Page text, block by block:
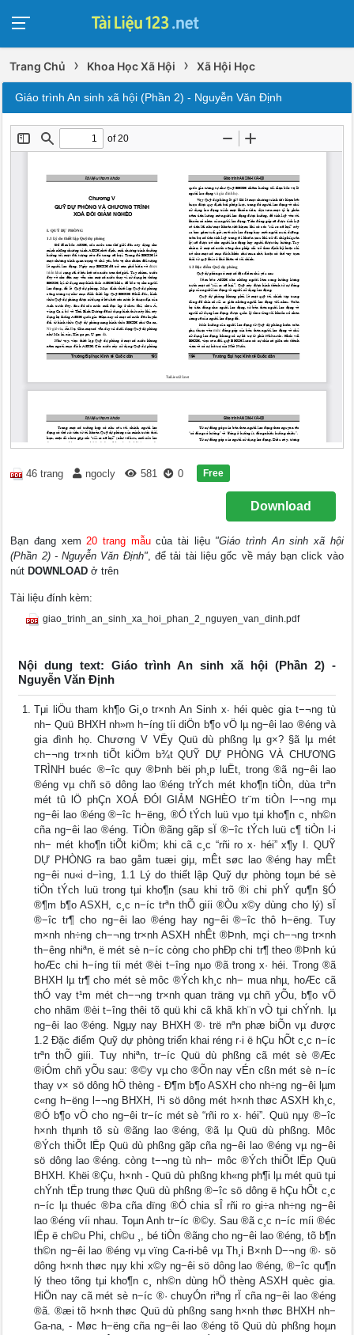
Trang Chủ › Khoa Học Xã Hội › Xã Hội Học
Giáo trình An sinh xã hội (Phần 2) - Nguyễn Văn Định
46 trang ngocly 581 0 Free
Download
Bạn đang xem20 trang mẫucủa tài liệu "Giáo trình An sinh xã hội
(Phần 2) - Nguyễn Văn Định", để tải tài liệu gốc về máy bạn click vào
nút DOWNLOAD ở trên
Tài liệu đính kèm:
giao_trinh_an_sinh_xa_hoi_phan_2_nguyen_van_dinh.pdf
Nội dung text: Giáo trình An sinh xã hội (Phần 2) -
Nguyễn Văn Định
Tμi liÖu tham kh¶o Gi¸o tr×nh An Sinh x∙ héi quèc gia t−¬ng tù
nh− Quü BHXH nh»m h−íng tíi diÖn b¶o vÖ lµ ng−êi lao ®éng và
gia đình họ. Chương V VËy Quü dù phßng lµ g×? §ã lµ mét
ch−¬ng tr×nh tiÕt kiÖm b¾t QUỸ DỰ PHÒNG VÀ CHƯƠNG
TRÌNH buéc ®−îc quy ®Þnh bëi ph¸p luËt, trong ®ã ng−êi lao
®éng vµ chñ sö dông lao ®éng trÝch mét kho¶n tiÒn, dùa trªn
mét tû lÖ phÇn XOÁ ĐÓI GIẢM NGHÈO tr¨m tiÒn l−¬ng mµ
ng−êi lao ®éng ®−îc h−ëng, ®Ó tÝch luü vµo tµi kho¶n c¸ nh©n
cña ng−êi lao ®éng. TiÒn ®ãng gãp sÏ ®−îc tÝch luü c¶ tiÒn l·i
nh− mét kho¶n tiÕt kiÖm; khi cã c¸c “rñi ro x· héi” x¶y I. QUỸ
DỰ PHÒNG ra bao gåm tuæi giµ, mÊt søc lao ®éng hay mÊt
ng−êi nu«i d−ìng, 1.1 Lý do thiết lập Quỹ dự phòng toµn bé sè
tiÒn tÝch luü trong tµi kho¶n (sau khi trõ ®i chi phÝ qu¶n §Ó
®¶m b¶o ASXH, c¸c n−íc trªn thÕ giíi ®Òu x©y dùng cho lý) sÏ
®−îc tr¶ cho ng−êi lao ®éng hay ng−êi ®−îc thô h−ëng. Tuy
m×nh nh÷ng ch−¬ng tr×nh ASXH nhÊt ®Þnh, mçi ch−¬ng tr×nh
th−êng nhiªn, ë mét sè n−íc còng cho phÐp chi tr¶ theo ®Þnh kú
hoÆc chi h−íng tíi mét ®èi t−îng nµo ®ã trong x· héi. Trong ®ã
BHXH lµ tr¶ cho mét sè môc ®Ých kh¸c nh− mua nhµ, hoÆc cã
thÓ vay t¹m mét ch−¬ng tr×nh quan träng vµ chñ yÕu, b¶o vÖ
cho nhãm ®èi t−îng thêi tõ quü khi cã khã kh¨n vÒ tµi chÝnh. lµ
ng−êi lao ®éng. Ngµy nay BHXH ®· trë nªn phæ biÕn vµ được
1.2 Đặc điểm Quỹ dự phòng triển khai réng r·i ë hÇu hÕt c¸c n−íc
trªn thÕ giíi. Tuy nhiªn, tr−íc Quü dù phßng cã mét sè ®Æc
®iÓm chñ yÕu sau: ®©y vµ cho ®Õn nay vÉn cßn mét sè n−íc
thay v× sö dông hÖ thèng - Đ¶m b¶o ASXH cho nh÷ng ng−êi lµm
c«ng h−ëng l−¬ng BHXH, l¹i sö dông mét h×nh thøc ASXH kh¸c,
®Ó b¶o vÖ cho ng−êi tr−íc mét sè “rñi ro x· héi”. Quü nµy ®−îc
h×nh thµnh tõ sù ®ãng lao ®éng, ®ã lµ Quü dù phßng. Môc
®Ých thiÕt lËp Quü dù phßng gãp cña ng−êi lao ®éng vµ ng−êi
sö dông lao ®éng. còng t−¬ng tù nh− môc ®Ých thiÕt lËp Quü
BHXH. Khëi ®Çu, h×nh - Quü dù phßng kh«ng ph¶i lµ mét quü tµi
chÝnh tËp trung thøc Quü dù phßng ®−îc sö dông ë hÇu hÕt c¸c
n−íc lµ thuéc ®Þa cña dïng ®Ó chia sÎ rñi ro gi÷a nh÷ng ng−êi
lao ®éng víi nhau. Toµn Anh tr−íc ®©y. Sau ®ã c¸c n−íc míi ®éc
lËp ë ch©u Phi, ch©u ¸, bé tiÒn ®ãng cho ng−êi lao ®éng, tõ b¶n
th©n ng−êi lao ®éng vµ vïng Ca-ri-bê vµ Th¸i B×nh D−¬ng ®· sö
dông h×nh thøc nµy khi x©y ng−êi sö dông lao ®éng, ®−îc qu¶n
lý theo tõng tµi kho¶n c¸ nh©n dùng hÖ thèng ASXH quèc gia.
HiÖn nay cã mét sè n−íc ®· chuyÓn riªng rÏ cña ng−êi lao ®éng
®ã. ®æi tõ h×nh thøc Quü dù phßng sang h×nh thøc BHXH nh−
Ga-na, - Møc h−ëng cña ng−êi lao ®éng tõ Quü dù phßng hoµn